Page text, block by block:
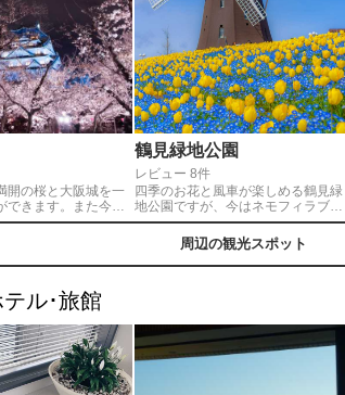
開の桜と大阪城を一
できます。また今年
が遅いので、世界自
景色がより素晴らし
らどうですか？
鶴見緑地公園
レビュー 8件
四季のお花と風車が楽しめる鶴見緑
地公園ですが、今はネモフィラブル
ーとイエローチューリップの爽やか
な絶景になっていて大人気です！
周辺の観光スポット
ル･旅館